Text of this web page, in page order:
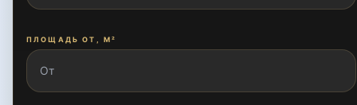
Богишамол
ПЛОЩАДЬ ОТ, М²